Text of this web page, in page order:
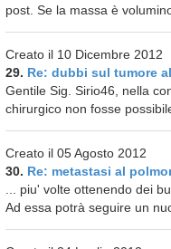
post. Se la massa è
Creato il 10 Dicembre 2012
29. Re: dubbi sul tumore
Gentile Sig. Sirio46, nella
chirurgico non fosse
Creato il 05 Agosto 2012
30. Re: metastasi al
... piu' volte ottenendo dei
Ad essa potrà seguire un